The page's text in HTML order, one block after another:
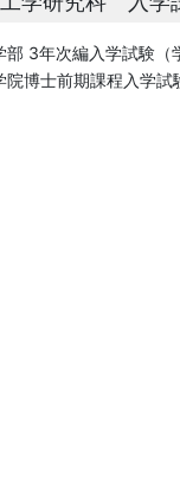
3年次編入学試験（
博士前期課程入学試